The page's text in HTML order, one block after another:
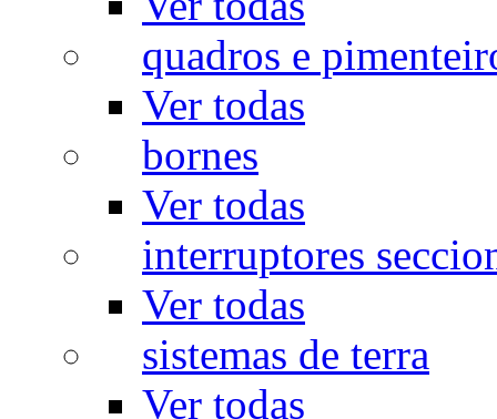
quadros e
Ver todas
bornes
Ver todas
interruptores
Ver todas
sistemas de terra
Ver todas